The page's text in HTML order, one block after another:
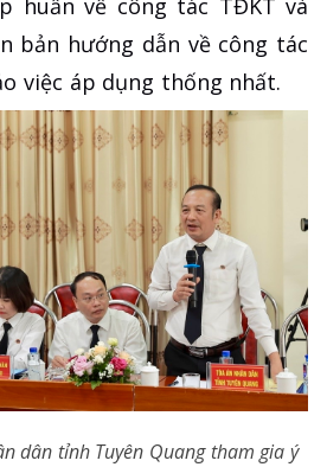
huấn về công tác TĐKT và
bản hướng dẫn về công tác
việc áp dụng thống nhất.
dân tỉnh Tuyên Quang tham gia ý